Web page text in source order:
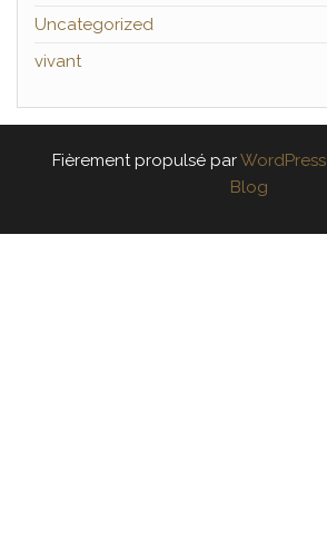
Uncategorized
vivant
Fièrement propulsé parWordPress
Blog